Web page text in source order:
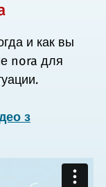
и как вы
nora для
з